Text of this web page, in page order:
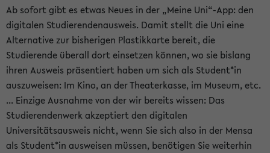
Ab sofort gibt es etwas Neues in der „Meine Uni“-App: den
digitalen Studierendenausweis. Damit stellt die Uni eine
Alternative zur bisherigen Plastikkarte bereit, die
Studierende überall dort einsetzen können, wo sie bislang
ihren Ausweis präsentiert haben um sich als Student*in
auszuweisen: Im Kino, an der Theaterkasse, im Museum, etc.
... Einzige Ausnahme von der wir bereits wissen: Das
Studierendenwerk akzeptiert den digitalen
Universitätsausweis nicht, wenn Sie sich also in der Mensa
als Student*in ausweisen müssen, benötigen Sie weiterhin